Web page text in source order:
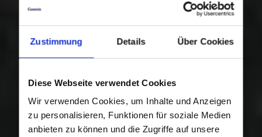
Zustimmung Details Über Cookies
Diese Webseite verwendet Cookies
Wir verwenden Cookies, um Inhalte und Anzeigen
zu personalisieren, Funktionen für soziale Medien
anbieten zu können und die Zugriffe auf unsere